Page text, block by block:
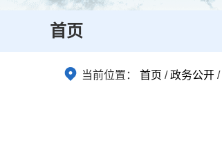
首页
当前位置： 首页 /政务公开 /